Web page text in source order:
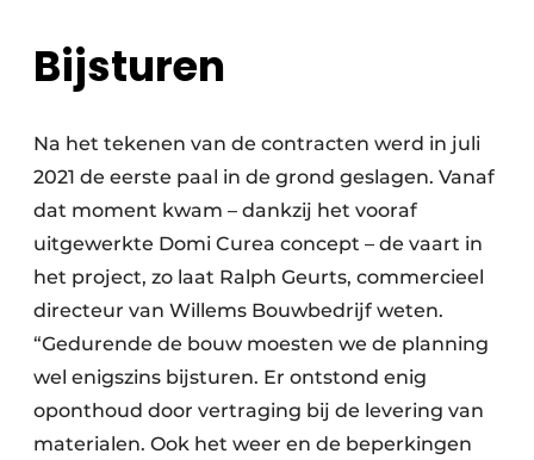
Bijsturen
Na het tekenen van de contracten werd in juli
2021 de eerste paal in de grond geslagen. Vanaf
dat moment kwam – dankzij het vooraf
uitgewerkte Domi Curea concept – de vaart in
het project, zo laat Ralph Geurts, commercieel
directeur van Willems Bouwbedrijf weten.
“Gedurende de bouw moesten we de planning
wel enigszins bijsturen. Er ontstond enig
oponthoud door vertraging bij de levering van
materialen. Ook het weer en de beperkingen